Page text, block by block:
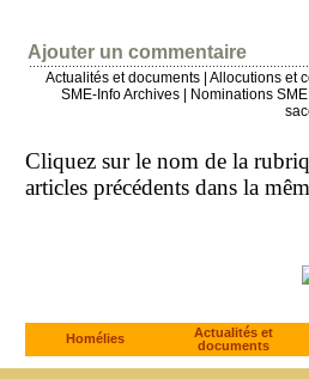
Ajouter un commentaire
Actualités et documents
Allocutions et
SME-Info Archives
Nominations
Cliquez sur le nom de la
articles précédents dans la
Homélies
Actualités et
documents